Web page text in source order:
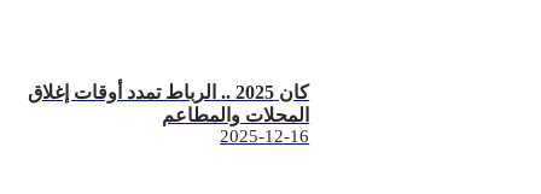
كان 2025 .. الرباط تمدد أوقات إغلاق
المحلات والمطاعم
2025-12-16